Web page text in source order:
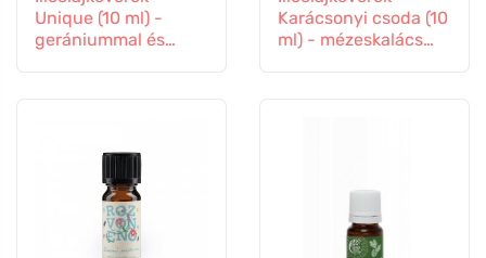
Unique (10 ml) -
gerániummal és
Karácsonyi csoda (10
ml) - mézeskalács